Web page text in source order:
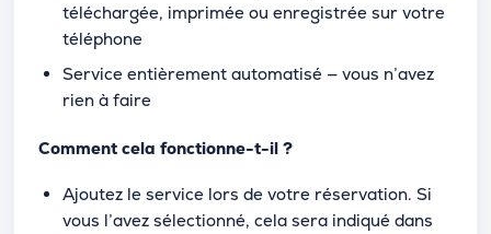
téléchargée, imprimée ou enregistrée sur votre
téléphone
Service entièrement automatisé — vous n’avez
rien à faire
Comment cela fonctionne-t-il ?
Ajoutez le service lors de votre réservation. Si
vous l’avez sélectionné, cela sera indiqué dans